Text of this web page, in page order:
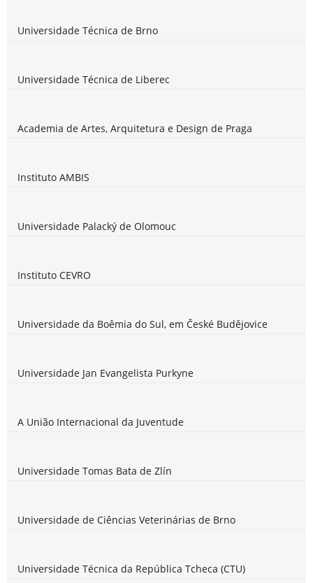
Universidade Técnica de Brno
Universidade Técnica de Liberec
Academia de Artes, Arquitetura e Design de Praga
Instituto AMBIS
Universidade Palacký de Olomouc
Instituto CEVRO
Universidade da Boêmia do Sul, em České Budějovice
Universidade Jan Evangelista Purkyne
A União Internacional da Juventude
Universidade Tomas Bata de Zlín
Universidade de Ciências Veterinárias de Brno
Universidade Técnica da República Tcheca (CTU)